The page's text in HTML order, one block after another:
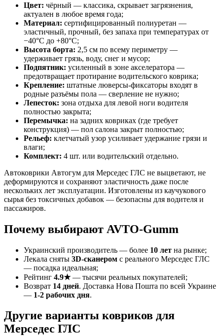
Цвет: чёрный — классика, скрывает загрязнения,
актуален в любое время года;
Материал: сертифицированный полиуретан —
эластичный, прочный, без запаха при температурах от
−40°C до +80°C;
Высота борта: 2,5 см по всему периметру —
удерживает грязь, воду, снег и мусор;
Подпятник: усиленный в зоне акселератора —
предотвращает протирание водительского коврика;
Крепление: штатные люверсы-фиксаторы входят в
родные разъёмы пола — сверление не нужно;
Лепесток: зона отдыха для левой ноги водителя
полностью закрыта;
Перемычка: на задних ковриках (где требует
конструкция) — пол салона закрыт полностью;
Рельеф: клетчатый узор усиливает удержание грязи и
влаги;
Комплект: 4 шт. или водительский отдельно.
Автоковрики Автогум для Мерседес ГЛС не выцветают, не
деформируются и сохраняют эластичность даже после
нескольких лет эксплуатации. Изготовлены из каучукового
сырья без токсичных добавок — безопасны для водителя и
пассажиров.
Почему выбирают AVTO-Gumm
Украинский производитель — более 10 лет на рынке;
Лекала сняты 3D-сканером с реального Мерседес ГЛС
— посадка идеальная;
Рейтинг 4.9★— тысячи реальных покупателей;
Возврат 14 дней. Доставка Нова Пошта по всей Украине
— 1-2 рабочих дня.
Другие варианты ковриков для
Мерседес ГЛС